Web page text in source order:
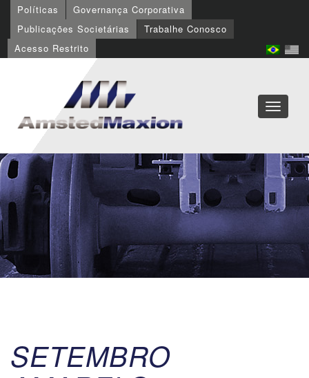
Políticas
Governança Corporativa
Publicações Societárias
Trabalhe Conosco
Acesso Restrito
SETEMBRO